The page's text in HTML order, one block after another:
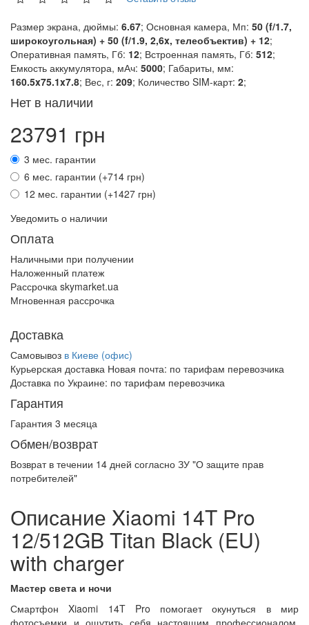
Размер экрана, дюймы: 6.67; Основная камера, Мп: 50 (f/1.7,
широкоугольная) + 50 (f/1.9, 2,6x, телеобъектив) + 12;
Оперативная память, Гб: 12; Встроенная память, Гб: 512;
Емкость аккумулятора, мАч: 5000; Габариты, мм:
160.5x75.1x7.8; Вес, г: 209; Количество SIM-карт: 2;
Нет в наличии
23791 грн
3 мес. гарантии
6 мес. гарантии (+714 грн)
12 мес. гарантии (+1427 грн)
Уведомить о наличии
Оплата
Наличными при получении
Наложенный платеж
Рассрочка skymarket.ua
Мгновенная рассрочка
Доставка
Самовывоз в Киеве (офис)
Курьерская доставка Новая почта: по тарифам перевозчика
Доставка по Украине: по тарифам перевозчика
Гарантия
Гарантия 3 месяца
Обмен/возврат
Возврат в течении 14 дней согласно ЗУ "О защите прав
потребителей"
Описание Xiaomi 14T Pro
12/512GB Titan Black (EU)
with charger
Мастер света и ночи
Смартфон Xiaomi 14T Pro помогает окунуться в мир
фотосъемки и ощутить себя настоящим профессионалом.